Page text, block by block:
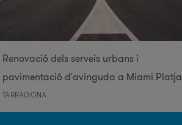
Renovació dels serveis urbans i
pavimentació d'avinguda a Miami Platja
TARRAGONA